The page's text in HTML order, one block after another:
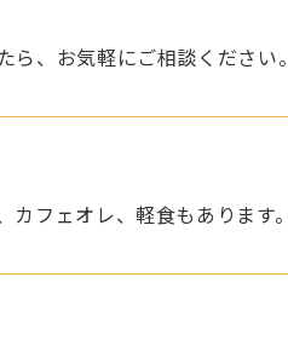
、お気軽にご相談ください。
フェオレ、軽食もあります。